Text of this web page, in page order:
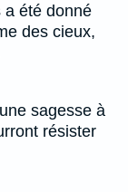
a été donné
des cieux,
sagesse à
résister